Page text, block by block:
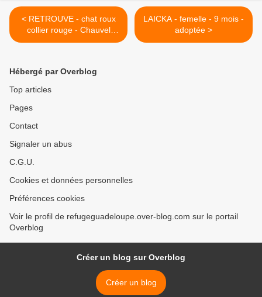
< RETROUVE - chat roux
collier rouge - Chauvel
ABYMES
LAICKA - femelle - 9 mois -
adoptée >
Hébergé par Overblog
Top articles
Pages
Contact
Signaler un abus
C.G.U.
Cookies et données personnelles
Préférences cookies
Voir le profil de refugeguadeloupe.over-blog.com sur le portail
Overblog
Créer un blog sur Overblog
Créer un blog